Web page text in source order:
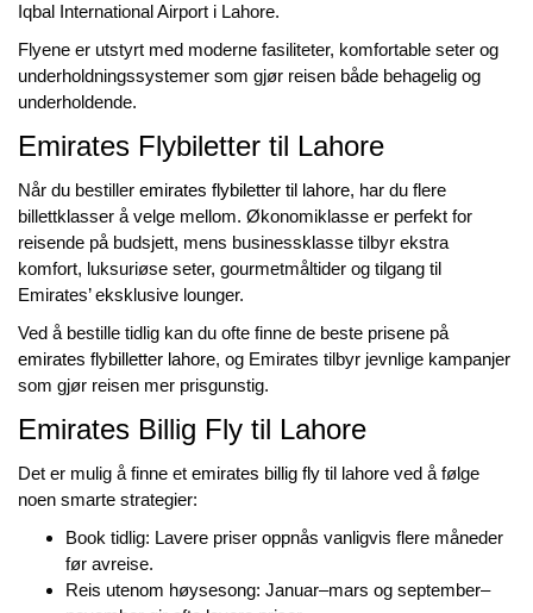
Iqbal International Airport i Lahore.
Flyene er utstyrt med moderne fasiliteter, komfortable seter og
underholdningssystemer som gjør reisen både behagelig og
underholdende.
Emirates Flybiletter til Lahore
Når du bestiller emirates flybiletter til lahore, har du flere
billettklasser å velge mellom. Økonomiklasse er perfekt for
reisende på budsjett, mens businessklasse tilbyr ekstra
komfort, luksuriøse seter, gourmetmåltider og tilgang til
Emirates’ eksklusive lounger.
Ved å bestille tidlig kan du ofte finne de beste prisene på
emirates flybilletter lahore, og Emirates tilbyr jevnlige kampanjer
som gjør reisen mer prisgunstig.
Emirates Billig Fly til Lahore
Det er mulig å finne et emirates billig fly til lahore ved å følge
noen smarte strategier:
Book tidlig: Lavere priser oppnås vanligvis flere måneder
før avreise.
Reis utenom høysesong: Januar–mars og september–